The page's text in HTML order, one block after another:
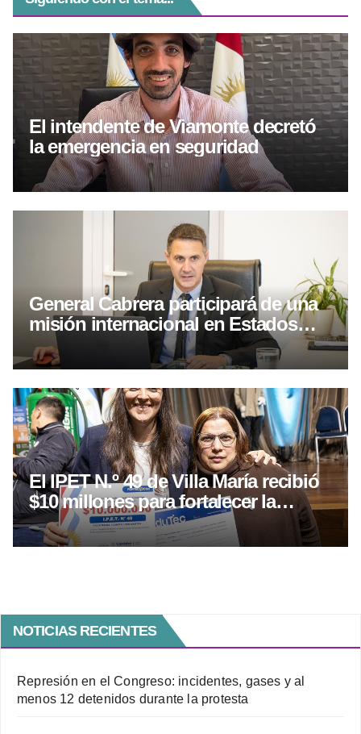
El intendente de Viamonte decretó
la emergencia en seguridad
General Cabrera participará de una
misión internacional en Estados
Unidos
El IPET N.º 49 de Villa María recibió
$10 millones para fortalecer la
educación técnica
NOTICIAS RECIENTES
Represión en el Congreso: incidentes, gases y al
menos 12 detenidos durante la protesta